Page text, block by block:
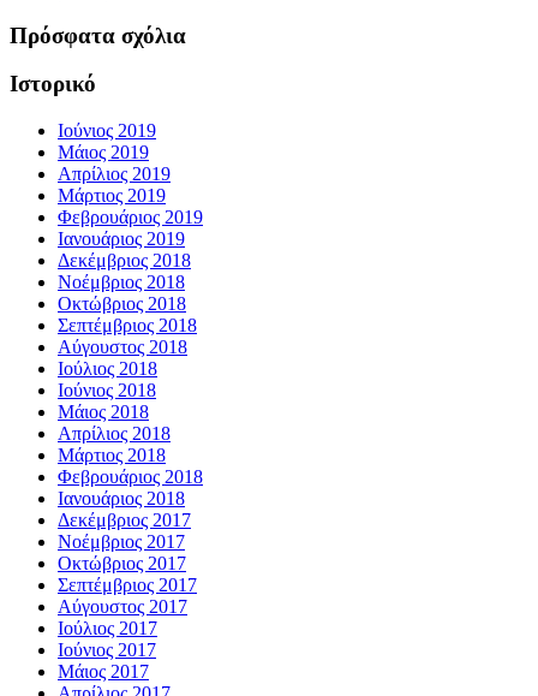
Πρόσφατα σχόλια
Ιστορικό
Ιούνιος 2019
Μάιος 2019
Απρίλιος 2019
Μάρτιος 2019
Φεβρουάριος 2019
Ιανουάριος 2019
Δεκέμβριος 2018
Νοέμβριος 2018
Οκτώβριος 2018
Σεπτέμβριος 2018
Αύγουστος 2018
Ιούλιος 2018
Ιούνιος 2018
Μάιος 2018
Απρίλιος 2018
Μάρτιος 2018
Φεβρουάριος 2018
Ιανουάριος 2018
Δεκέμβριος 2017
Νοέμβριος 2017
Οκτώβριος 2017
Σεπτέμβριος 2017
Αύγουστος 2017
Ιούλιος 2017
Ιούνιος 2017
Μάιος 2017